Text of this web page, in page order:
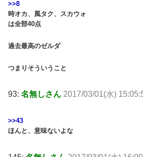
>>8
時オカ、風タク、スカウォ
は全部40点
過去最高のゼルダ
つまりそういうこと
93: 名無しさん 2017/03/01(水)
>>43
ほんと、意味ないよな